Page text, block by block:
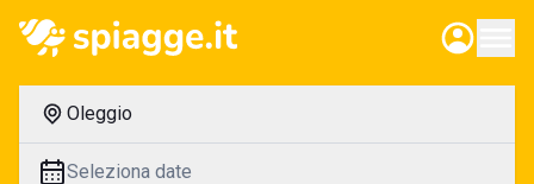
Oleggio
Seleziona date